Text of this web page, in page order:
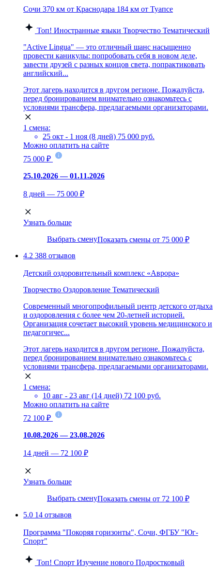
Сочи 370 км от Краснодара 184 км от Туапсе
Топ! Иностранные языки Творчество Тематический
"Active Lingua" — это отличный шанс насыщенно
провести каникулы: попробовать себя в новом деле,
завести друзей с разных концов света, попрактиковать
английский...
Этот лагерь находится в другом регионе. Пожалуйста,
перед бронированием внимательно ознакомьтесь с
условиями трансфера, предлагаемыми организаторами.
1 смена:
25 окт - 1 ноя (8 дней) 75 000 руб.
Можно оплатить на сайте
75 000 ₽
25.10.2026 — 01.11.2026
8 дней — 75 000 ₽
Узнать больше
Выбрать сменуПоказать смены от 75 000 ₽
4.2 388 отзывов
Детский оздоровительный комплекс «Аврора»
Творчество Оздоровление Тематический
Современный многопрофильный центр детского отдыха
и оздоровления с более чем 20-летней историей.
Организация сочетает высокий уровень медицинского и
педагогичес...
Этот лагерь находится в другом регионе. Пожалуйста,
перед бронированием внимательно ознакомьтесь с
условиями трансфера, предлагаемыми организаторами.
1 смена:
10 авг - 23 авг (14 дней) 72 100 руб.
Можно оплатить на сайте
72 100 ₽
10.08.2026 — 23.08.2026
14 дней — 72 100 ₽
Узнать больше
Выбрать сменуПоказать смены от 72 100 ₽
5.0 14 отзывов
Программа "Покоряя горизонты", Сочи, ФГБУ "Юг-
Спорт"
Топ! Спорт Изучение нового Подростковый